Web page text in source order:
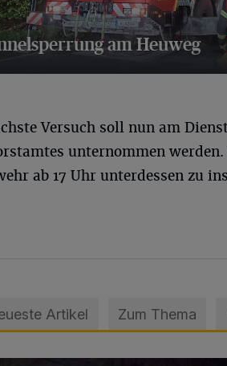
am Heuweg
Versuch soll nun am
unternommen
ab 17 Uhr unterdessen zu
Artikel Zum Thema